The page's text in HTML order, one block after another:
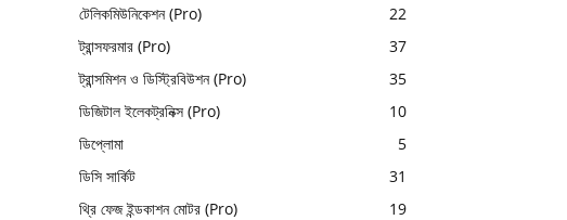
টেলিকমিউনিকেশন (Pro)
22
ট্রান্সফরমার (Pro)
37
ট্রান্সমিশন ও ডিস্ট্রিবিউশন (Pro)
35
ডিজিটাল ইলেকট্রনিক্স (Pro)
10
ডিপ্লোমা
5
ডিসি সার্কিট
31
থ্রি ফেজ ইন্ডকাশন মোটর (Pro)
19